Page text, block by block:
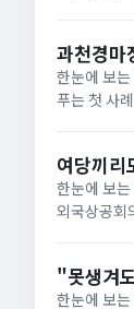
과천경
한눈에 보
푸는 첫 사
여당끼
한눈에 보
외국상공회
"못생겨
한눈에 보